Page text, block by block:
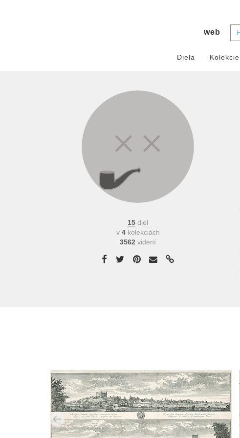
web
Diela Kolekcie
15 diel
v 4kolekciách
3562 videní